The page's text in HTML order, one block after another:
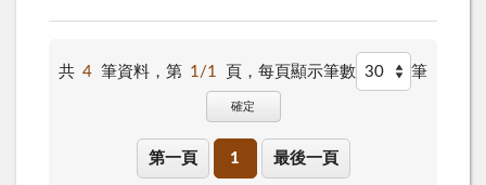
共 4 筆資料，第 1/1 頁， 每頁顯示筆數 筆
確定
第一頁 1 最後一頁